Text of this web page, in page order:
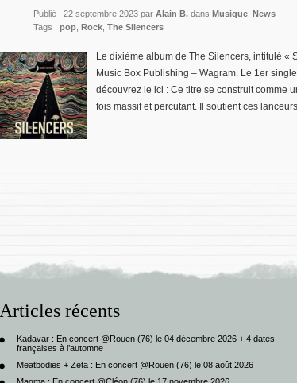
Publié : 22 septembre 2023 par Alain B. dans Musique News
Tags : pop Rock The Silencers
Le dixième album de The Silencers, intitulé «
Music Box Publishing – Wagram. Le 1er
découvrez le ici : Ce titre se construit comme
fois massif et percutant. Il soutient ces
Articles récents
Kadavar : En concert @Rouen (76) le 04 décembre 2026 + 4 dates
françaises à l’automne
Meatbodies + Zeta : En concert @Rouen (76) le 08 août 2026
Magma : En concert @Cléon (76) le 17 novembre 2026